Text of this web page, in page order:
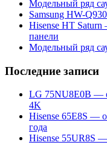
Модельный ряд
Samsung HW-
Hisense HT Saturn
панели
Модельный ряд
Последние записи
LG 75NU8E0B —
4K
Hisense 65E8S —
года
Hisense 55UR8S